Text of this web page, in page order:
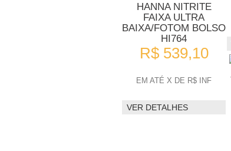
HANNA NITRITE
FAIXA ULTRA
BAIXA/FOTOM BOLSO
HI764
R$ 539,10
EM ATÉ X DE R$ INF
VER DETALHES